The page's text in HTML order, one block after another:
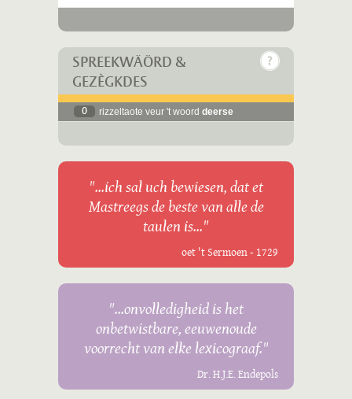
SPREEKWÄÖRD &
GEZÈGKDES
0 rizzeltaote veur 't woord deerse
"...ich sal uch bewiesen, dat et
Mastreegs de beste van alle de
taulen is..."
oet 't Sermoen - 1729
"...onvolledigheid is het
onbetwistbare, eeuwenoude
voorrecht van elke lexicograaf."
Dr. H.J.E. Endepols